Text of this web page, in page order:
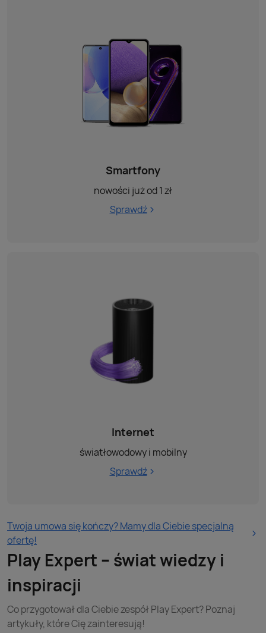
Smartfony
nowości już od 1 zł
Sprawdź
Internet
światłowodowy i mobilny
Sprawdź
Twoja umowa się kończy? Mamy dla Ciebie specjalną
ofertę!
Play Expert – świat wiedzy i
inspiracji
Co przygotował dla Ciebie zespół Play Expert? Poznaj
artykuły, które Cię zainteresują!